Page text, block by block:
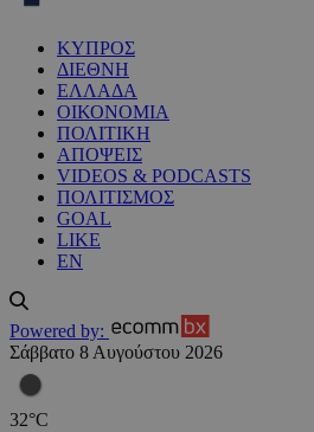
ΚΥΠΡΟΣ
ΔΙΕΘΝΗ
ΕΛΛΑΔΑ
ΟΙΚΟΝΟΜΙΑ
ΠΟΛΙΤΙΚΗ
ΑΠΟΨΕΙΣ
VIDEOS & PODCASTS
ΠΟΛΙΤΙΣΜΟΣ
GOAL
LIKE
EN
Powered by:
Σάββατο 8 Αυγούστου 2026
32°C